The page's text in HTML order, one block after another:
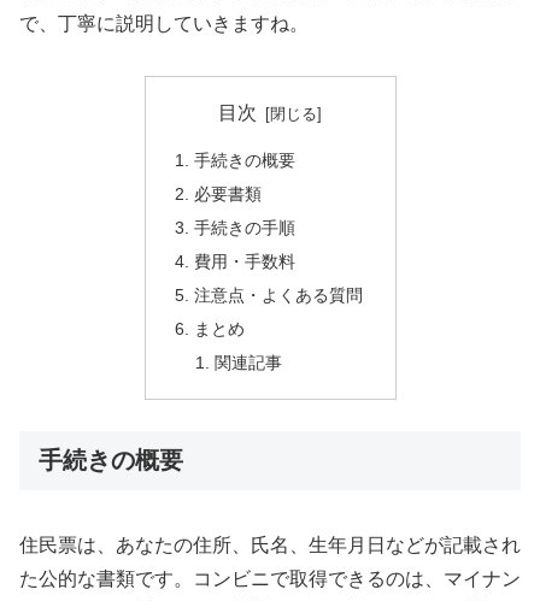
で、丁寧に説明していきますね。
目次
手続きの概要
必要書類
手続きの手順
費用・手数料
注意点・よくある質問
まとめ
関連記事
手続きの概要
住民票は、あなたの住所、氏名、生年月日などが記載され
た公的な書類です。コンビニで取得できるのは、マイナン